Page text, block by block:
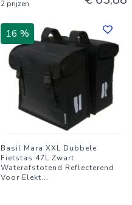
2 prijzen
16 %
Basil Mara XXL Dubbele
Fietstas 47L Zwart
Waterafstotend Reflecterend
Voor Elekt...